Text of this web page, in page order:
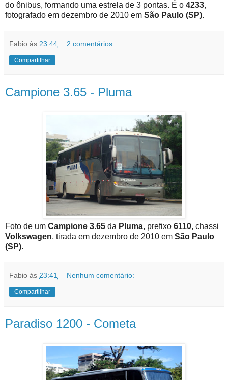
do ônibus, formando uma estrela de 3 pontas. É o 4233,
fotografado em dezembro de 2010 em São Paulo (SP).
Fabio às 23:44 2 comentários:
Compartilhar
Campione 3.65 - Pluma
Foto de um Campione 3.65 da Pluma, prefixo 6110, chassi
Volkswagen, tirada em dezembro de 2010 em São Paulo
(SP).
Fabio às 23:41 Nenhum comentário:
Compartilhar
Paradiso 1200 - Cometa